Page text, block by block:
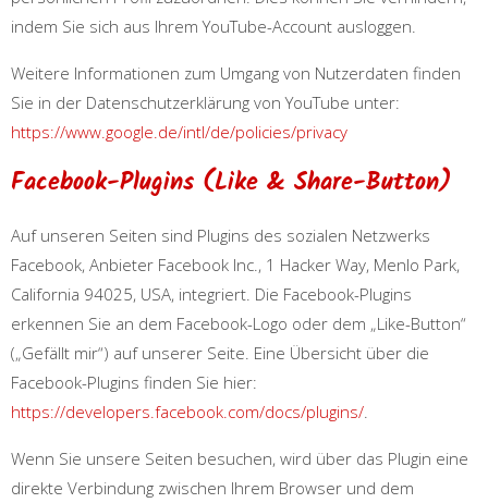
indem Sie sich aus Ihrem YouTube-Account ausloggen.
Weitere Informationen zum Umgang von Nutzerdaten finden
Sie in der Datenschutzerklärung von YouTube unter:
https://www.google.de/intl/de/policies/privacy
Facebook-Plugins (Like & Share-Button)
Auf unseren Seiten sind Plugins des sozialen Netzwerks
Facebook, Anbieter Facebook Inc., 1 Hacker Way, Menlo Park,
California 94025, USA, integriert. Die Facebook-Plugins
erkennen Sie an dem Facebook-Logo oder dem „Like-Button“
(„Gefällt mir“) auf unserer Seite. Eine Übersicht über die
Facebook-Plugins finden Sie hier:
https://developers.facebook.com/docs/plugins/.
Wenn Sie unsere Seiten besuchen, wird über das Plugin eine
direkte Verbindung zwischen Ihrem Browser und dem